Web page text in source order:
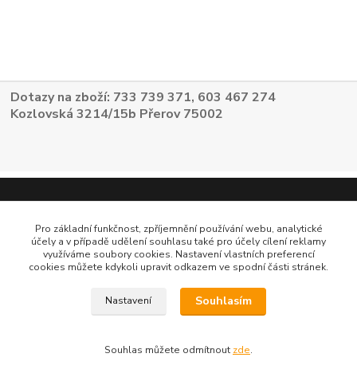
Dotazy na zboží: 733 739 371, 603 467 274
Kozlovská 3214/15b Přerov 75002
Pro základní funkčnost, zpříjemnění používání webu, analytické
účely a v případě udělení souhlasu také pro účely cílení reklamy
využíváme soubory cookies. Nastavení vlastních preferencí
cookies můžete kdykoli upravit odkazem ve spodní části stránek.
Nastavení Souhlasím
Souhlas můžete odmítnout zde.